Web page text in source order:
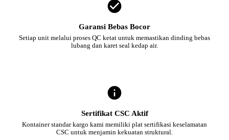
Garansi Bebas Bocor
Setiap unit melalui proses QC ketat untuk memastikan dinding bebas
lubang dan karet seal kedap air.
Sertifikat CSC Aktif
Kontainer standar kargo kami memiliki plat sertifikasi keselamatan
CSC untuk menjamin kekuatan struktural.